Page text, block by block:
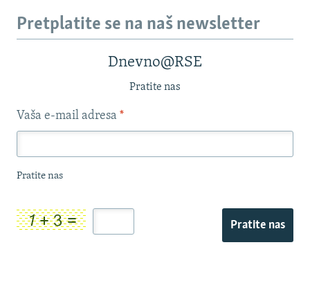
Pretplatite se na naš newsletter
Dnevno@RSE
Pratite nas
Vaša e-mail adresa *
Pratite nas
Pratite nas